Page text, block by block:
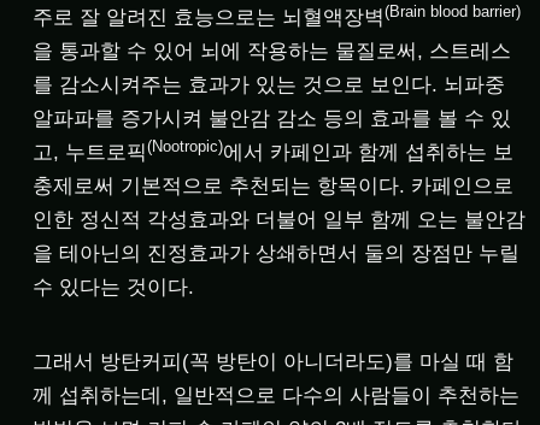
주로 잘 알려진 효능으로는 뇌혈액장벽(Brain blood barrier)
을 통과할 수 있어 뇌에 작용하는 물질로써, 스트레스
를 감소시켜주는 효과가 있는 것으로 보인다. 뇌파중
알파파를 증가시켜 불안감 감소 등의 효과를 볼 수 있
고, 누트로픽(Nootropic)에서 카페인과 함께 섭취하는 보
충제로써 기본적으로 추천되는 항목이다. 카페인으로
인한 정신적 각성효과와 더불어 일부 함께 오는 불안감
을 테아닌의 진정효과가 상쇄하면서 둘의 장점만 누릴
수 있다는 것이다.
그래서 방탄커피(꼭 방탄이 아니더라도)를 마실 때 함
께 섭취하는데, 일반적으로 다수의 사람들이 추천하는